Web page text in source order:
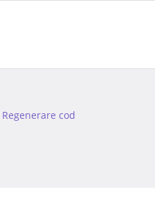
Regenerare cod